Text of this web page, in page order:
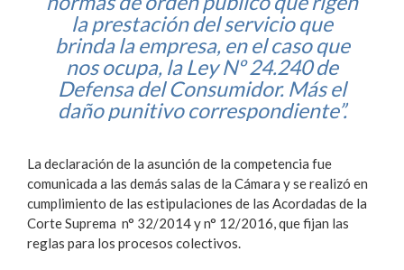
la prestación del servicio que
brinda la empresa, en el caso que
nos ocupa, la Ley Nº 24.240 de
Defensa del Consumidor. Más el
daño punitivo correspondiente”.
La declaración de la asunción de la competencia fue
comunicada a las demás salas de la Cámara y se realizó en
cumplimiento de las estipulaciones de las Acordadas de la
Corte Suprema n° 32/2014 y n° 12/2016, que fijan las
reglas para los procesos colectivos.